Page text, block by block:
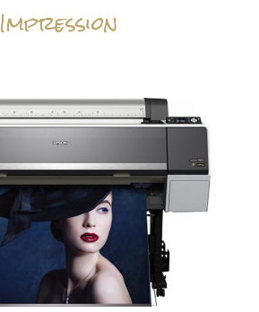
Impression